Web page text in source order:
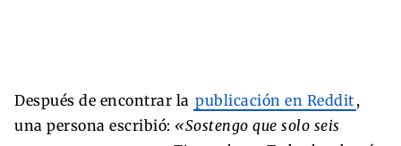
Después de encontrar la publicación en Reddit ,
una persona escribió: «Sostengo que solo seis